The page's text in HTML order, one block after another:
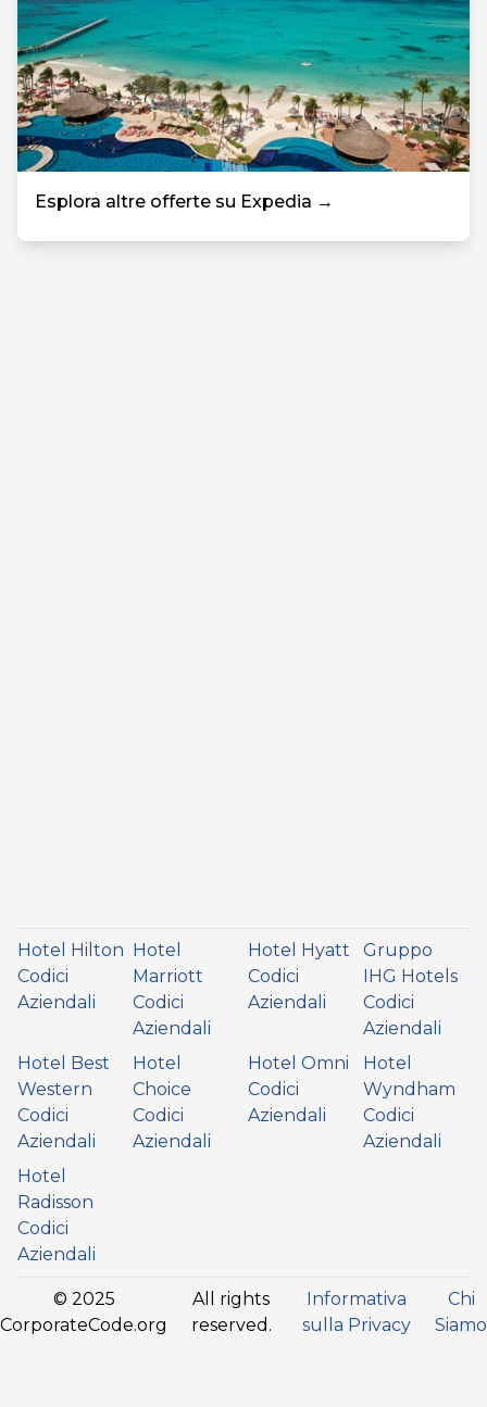
Esplora altre offerte su Expedia →
Hotel Hilton
Codici
Aziendali
Hotel
Marriott
Codici
Aziendali
Hotel Hyatt
Codici
Aziendali
Gruppo
IHG Hotels
Codici
Aziendali
Hotel Best
Western
Codici
Aziendali
Hotel
Choice
Codici
Aziendali
Hotel Omni
Codici
Aziendali
Hotel
Wyndham
Codici
Aziendali
Hotel
Radisson
Codici
Aziendali
© 2025
CorporateCode.org
All rights
reserved.
Informativa
sulla Privacy
Chi
Siamo